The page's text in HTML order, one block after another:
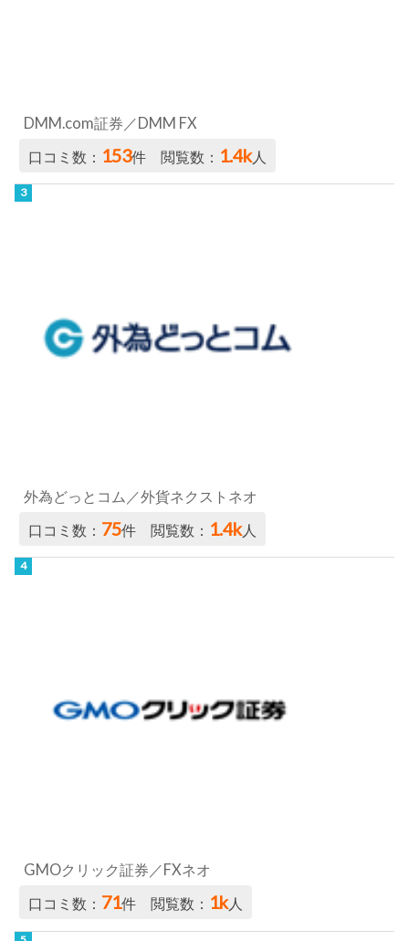
DMM.com証券／DMM FX
口コミ数： 153件 閲覧数： 1.4k人
外為どっとコム／外貨ネクストネオ
口コミ数： 75件 閲覧数： 1.4k人
GMOクリック証券／FXネオ
口コミ数： 71件 閲覧数： 1k人